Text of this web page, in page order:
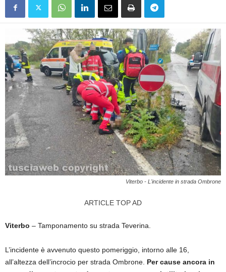
Viterbo - L'incidente in strada Ombrone
ARTICLE TOP AD
Viterbo – Tamponamento su strada Teverina.
L’incidente è avvenuto questo pomeriggio, intorno alle 16,
all’altezza dell’incrocio per strada Ombrone. Per cause ancora in